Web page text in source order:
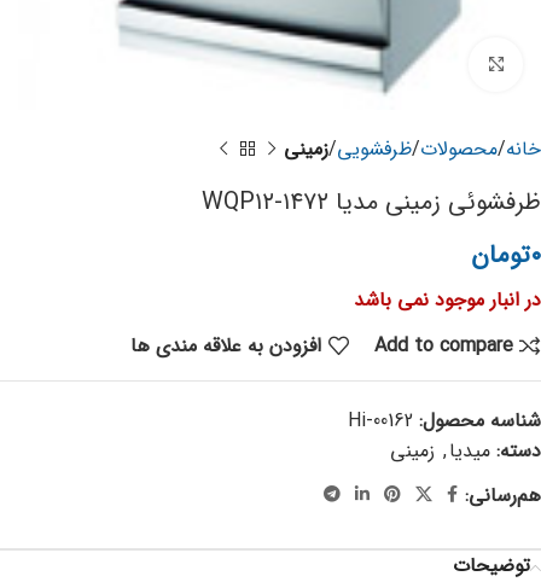
برای بزرگنمایی کلیک کنید
خانه محصولات ظرفشویی زمینی
ظرفشوئی زمینی مدیا WQP۱۲-۱۴۷۲
۰تومان
در انبار موجود نمی باشد
Add to compare
افزودن به علاقه مندی ها
شناسه محصول: Hi-00162
دسته: میدیا, زمینی
هم‌رسانی:
توضیحات